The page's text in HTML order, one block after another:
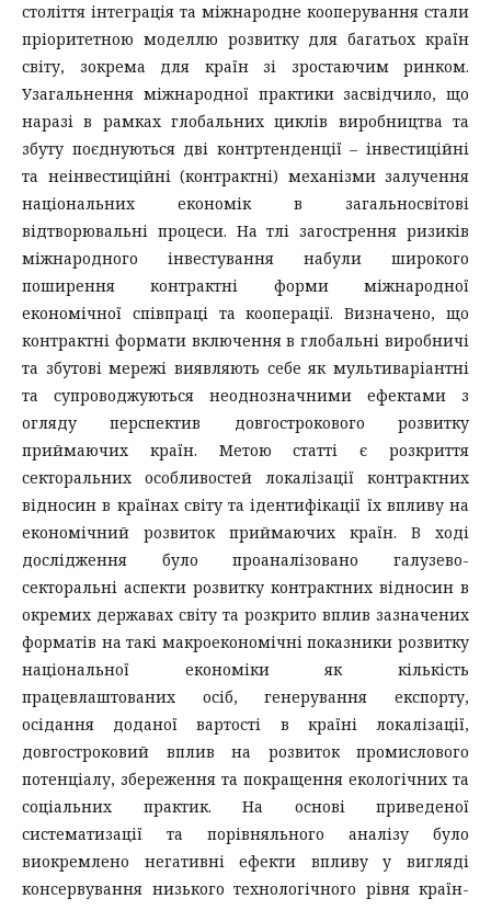
століття інтеграція та міжнародне кооперування стали
пріоритетною моделлю розвитку для багатьох країн
світу, зокрема для країн зі зростаючим ринком.
Узагальнення міжнародної практики засвідчило, що
наразі в рамках глобальних циклів виробництва та
збуту поєднуються дві контртенденції – інвестиційні
та неінвестиційні (контрактні) механізми залучення
національних економік в загальносвітові
відтворювальні процеси. На тлі загострення ризиків
міжнародного інвестування набули широкого
поширення контрактні форми міжнародної
економічної співпраці та кооперації. Визначено, що
контрактні формати включення в глобальні виробничі
та збутові мережі виявляють себе як мультиваріантні
та супроводжуються неоднозначними ефектами з
огляду перспектив довгострокового розвитку
приймаючих країн. Метою статті є розкриття
секторальних особливостей локалізації контрактних
відносин в країнах світу та ідентифікації їх впливу на
економічний розвиток приймаючих країн. В ході
дослідження було проаналізовано галузево-
секторальні аспекти розвитку контрактних відносин в
окремих державах світу та розкрито вплив зазначених
форматів на такі макроекономічні показники розвитку
національної економіки як кількість
працевлаштованих осіб, генерування експорту,
осідання доданої вартості в країні локалізації,
довгостроковий вплив на розвиток промислового
потенціалу, збереження та покращення екологічних та
соціальних практик. На основі приведеної
систематизації та порівняльного аналізу було
виокремлено негативні ефекти впливу у вигляді
консервування низького технологічного рівня країн-